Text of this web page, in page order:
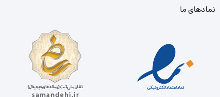
نمادهای ما